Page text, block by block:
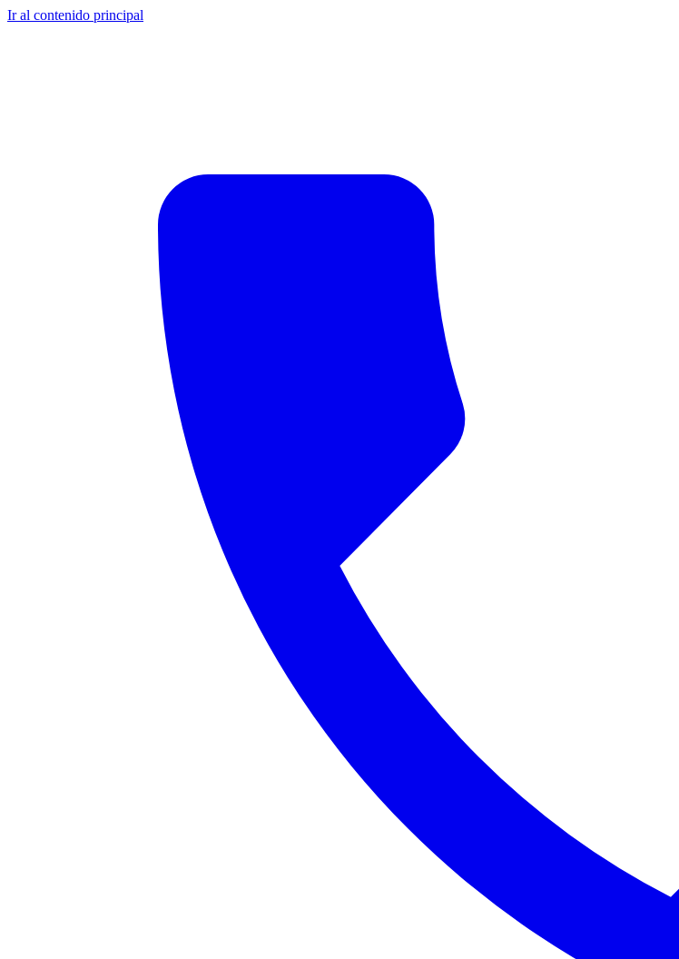
Ir al contenido principal